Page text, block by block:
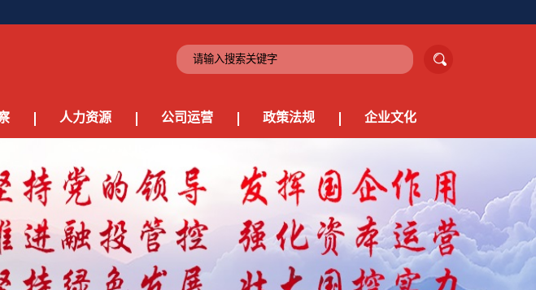
人力资源 公司运营 政策法规 企业文化